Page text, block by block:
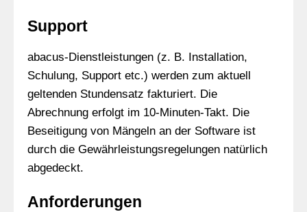
Support
abacus-Dienstleistungen (z. B. Installation,
Schulung, Support etc.) werden zum aktuell
geltenden Stundensatz fakturiert. Die
Abrechnung erfolgt im 10-Minuten-Takt. Die
Beseitigung von Mängeln an der Software ist
durch die Gewährleistungsregelungen natürlich
abgedeckt.
Anforderungen